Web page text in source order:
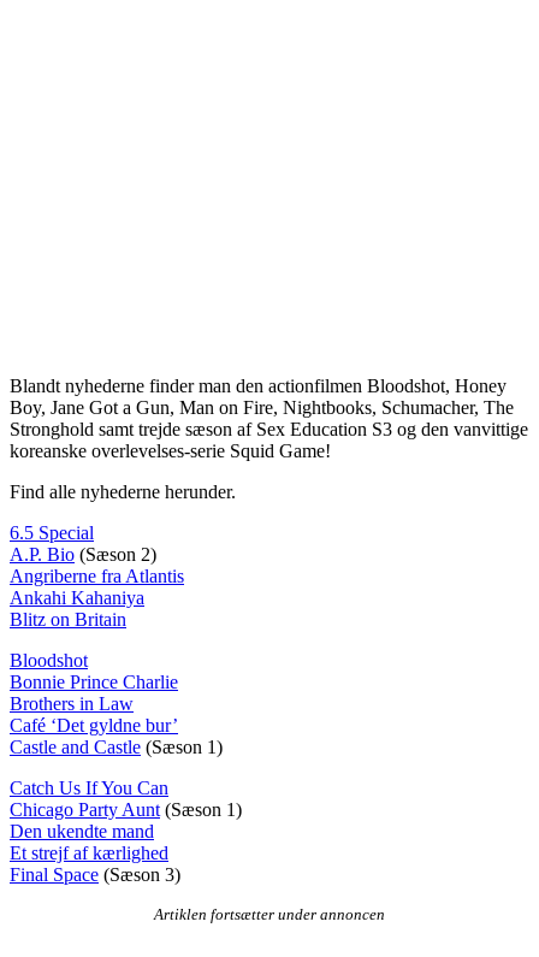
Blandt nyhederne finder man den actionfilmen Bloodshot, Honey
Boy, Jane Got a Gun, Man on Fire, Nightbooks, Schumacher, The
Stronghold samt trejde sæson af Sex Education S3 og den vanvittige
koreanske overlevelses-serie Squid Game!
Find alle nyhederne herunder.
6.5 Special
A.P. Bio (Sæson 2)
Angriberne fra Atlantis
Ankahi Kahaniya
Blitz on Britain
Bloodshot
Bonnie Prince Charlie
Brothers in Law
Café ‘Det gyldne bur’
Castle and Castle (Sæson 1)
Catch Us If You Can
Chicago Party Aunt (Sæson 1)
Den ukendte mand
Et strejf af kærlighed
Final Space (Sæson 3)
Artiklen fortsætter under annoncen